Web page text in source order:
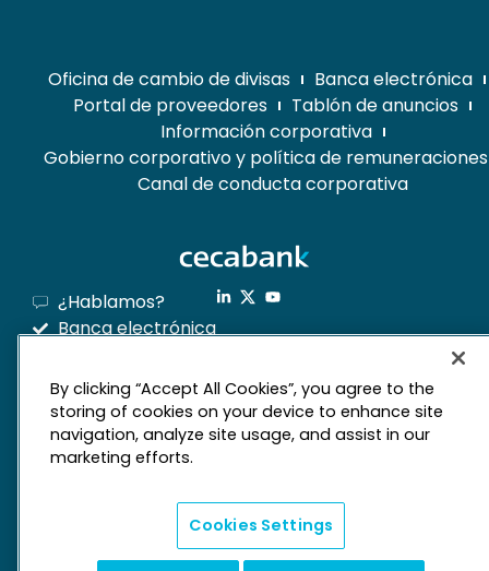
Oficina de cambio de divisas
Banca electrónica
Portal de proveedores
Tablón de anuncios
Información corporativa
Gobierno corporativo y política de remuneraciones
Canal de conducta corporativa
¿Hablamos?
Banca electrónica
mapa web
Aviso legal
By clicking “Accept All Cookies”, you agree to the
storing of cookies on your device to enhance site
navigation, analyze site usage, and assist in our
marketing efforts.
Cookies Settings